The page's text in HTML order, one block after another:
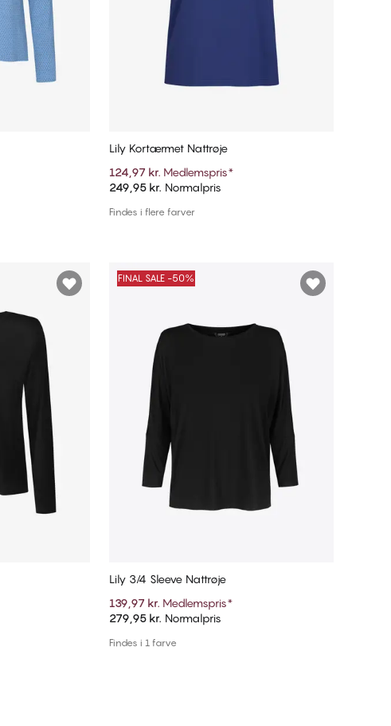
Tilføj til kurv
Lily Kortærmet Nattrøje
124,97 kr. Medlemspris*
249,95 kr. Normalpris
Findes i flere farver
Tilføj til kurv
FINAL SALE -50%
Lily 3/4 Sleeve Nattrøje
139,97 kr. Medlemspris*
279,95 kr. Normalpris
Findes i 1 farve